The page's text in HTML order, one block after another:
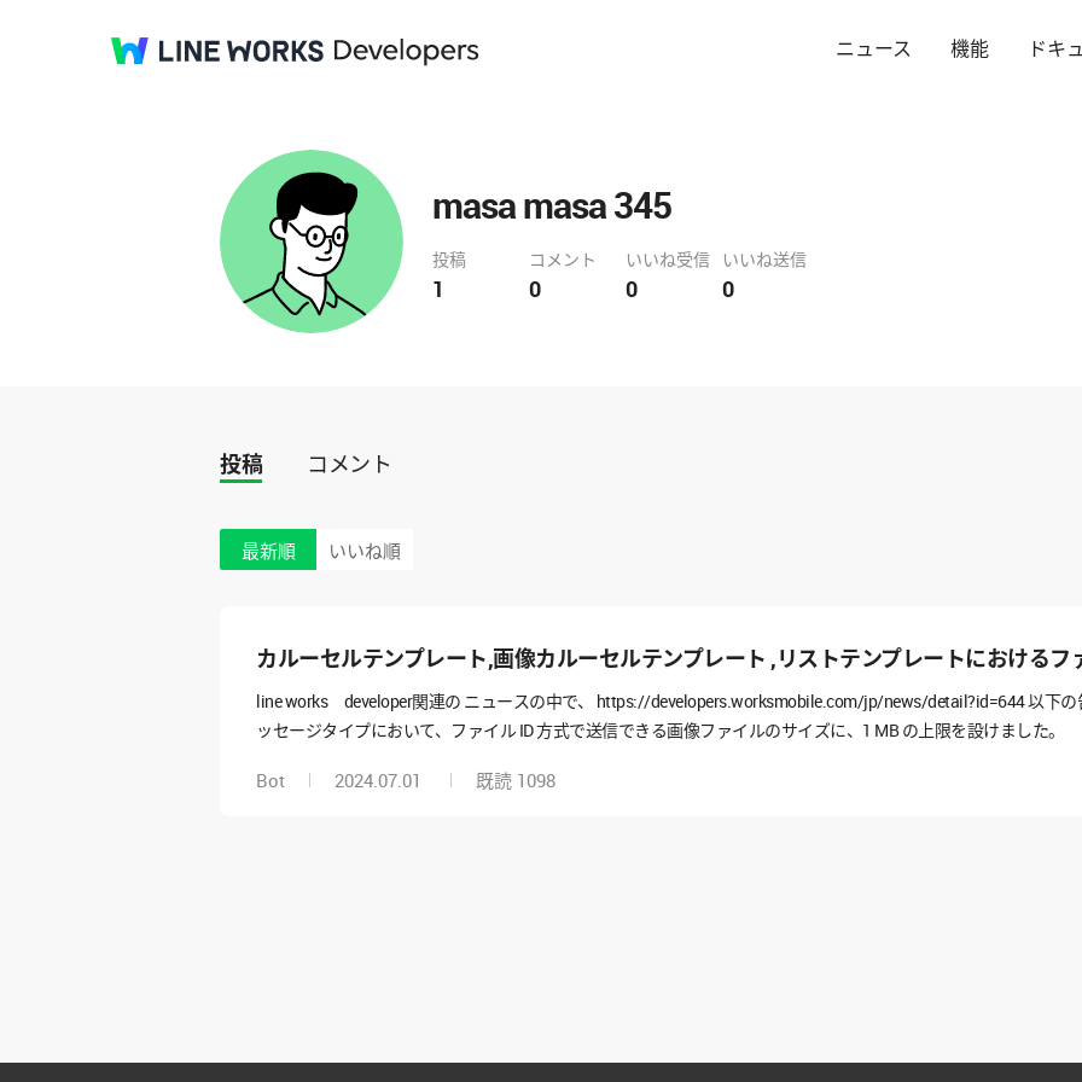
ニュース 機能 ドキ
masa masa 345
投稿
1
コメント
0
いいね受信
0
いいね送信
0
投稿 コメント
最新順 いいね順
カルーセルテンプレート,画像カルーセルテンプレート ,リストテンプレートにおけるフ
line works developer関連の ニュースの中で、 https://developers.worksmobile.com/jp/news/detail?id=644 以下
ッセージタイプにおいて、ファイル ID 方式で送信できる画像ファイルのサイズに、1 MB の上限を設けました
ト、 リストテンプレートの メッセージタイプにおけるファイル ID 方式というのは、 ファイルIDを指定して、
Bot 2024.07.01 既読 1098